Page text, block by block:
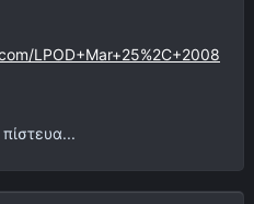
LPOD+Mar+25%2C+2008